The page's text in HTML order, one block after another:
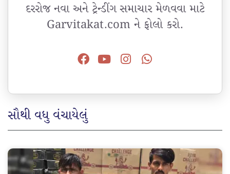
દરરોજ નવા અને ટ્રેન્ડીંગ સમાચાર મેળવવા માટે
Garvitakat.com ને ફોલો કરો.
સૌથી વધુ વંચાયેલું